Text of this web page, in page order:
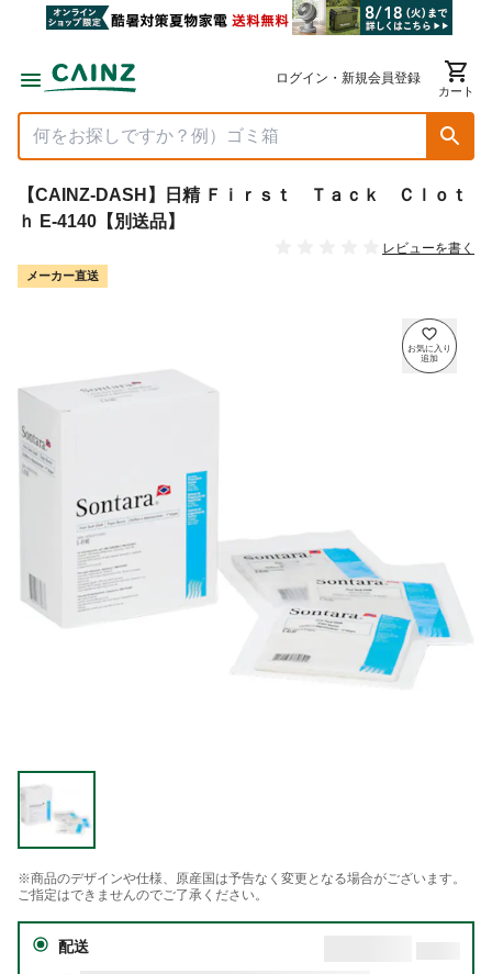
ログイン・新規会員登録
カート
【CAINZ-DASH】日精 Ｆｉｒｓｔ Ｔａｃｋ Ｃｌｏｔ
ｈ E-4140【別送品】
レビューを書く
メーカー直送
※商品のデザインや仕様、原産国は予告なく変更となる場合がございます。
ご指定はできませんのでご了承ください。
配送